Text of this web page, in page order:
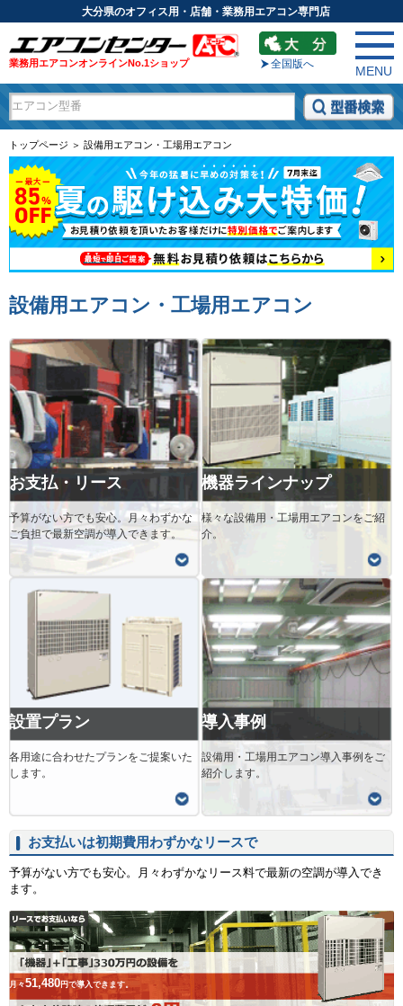
大分県のオフィス用・店舗・業務用エアコン専門店
業務用エアコンオンラインNo.1ショップ 全国版へ
MENU
トップページ ＞ 設備用エアコン・工場用エアコン
設備用エアコン・工場用エアコン
お支払・リース
予算がない方でも安心。月々わずかな
ご負担で最新空調が導入できます。
機器ラインナップ
様々な設備用・工場用エアコンをご紹
介。
設置プラン
各用途に合わせたプランをご提案いた
します。
導入事例
設備用・工場用エアコン導入事例をご
紹介します。
お支払いは初期費用わずかなリースで
予算がない方でも安心。月々わずかなリース料で最新の空調が導入でき
ます。
月々51,480 円で導入できます。